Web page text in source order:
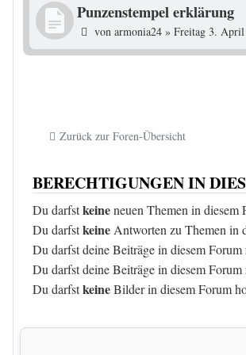
Punzenstempel erklärung
von armonia24 » Freitag 3.
Zurück zur Foren-Übersicht
BERECHTIGUNGEN IN
Du darfstkeineneuen Themen in diesem
Du darfstkeine Antworten zu Themen in
Du darfst deine Beiträge in diesem Forum
Du darfst deine Beiträge in diesem Forum
Du darfstkeineBilder in diesem Forum